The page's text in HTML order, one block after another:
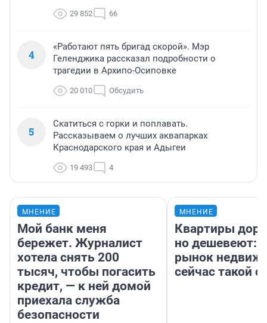
29 852 66
4
«Работают пять бригад скорой». Мэр
Геленджика рассказал подробности о
трагедии в Архипо-Осиповке
20 010 Обсудить
5
Скатиться с горки и поплавать.
Рассказываем о лучших аквапарках
Краснодарского края и Адыгеи
19 493 4
МНЕНИЕ
Мой банк меня
бережет. Журналист
хотела снять 200
тысяч, чтобы погасить
кредит, — к ней домой
приехала служба
безопасности
МНЕНИЕ
Квартиры
но дешевеют:
рынок
сейчас такой